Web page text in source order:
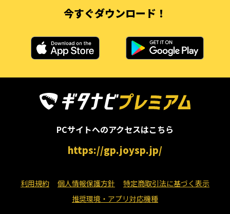
今すぐダウンロード！
PCサイトへのアクセスはこちら
https://gp.joysp.jp/
利用規約 個人情報保護方針
特定商取引法に基づく表示
推奨環境・アプリ対応機種